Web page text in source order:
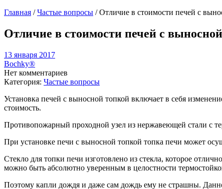
Главная /Частые вопросы / Отличие в стоимости печей с
Отличие в стоимости печей с
13 января 2017
Bochky®
Нет комментариев
Категория: Частые вопросы
Установка печей с выносной топкой включает в себя
стоимость.
Противопожарный проходной узел из нержавеющей стали с
При установке печи с выносной топкой топка печи может
Стекло для топки печи изготовлено из стекла, которое
можно быть абсолютно уверенным в целостности
Поэтому капли дождя и даже сам дождь ему не страшны.